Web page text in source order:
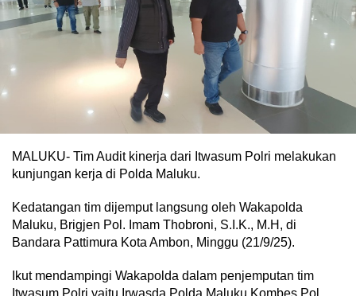
MALUKU- Tim Audit kinerja dari Itwasum Polri melakukan
kunjungan kerja di Polda Maluku.
Kedatangan tim dijemput langsung oleh Wakapolda
Maluku, Brigjen Pol. Imam Thobroni, S.I.K., M.H, di
Bandara Pattimura Kota Ambon, Minggu (21/9/25).
Ikut mendampingi Wakapolda dalam penjemputan tim